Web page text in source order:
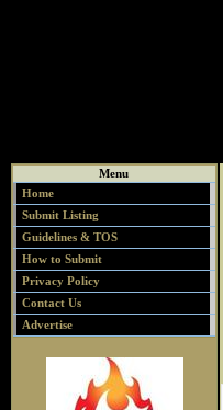
Menu
Home
Submit Listing
Guidelines & TOS
How to Submit
Privacy Policy
Contact Us
Advertise